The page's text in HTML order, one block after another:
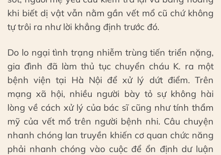
khi biết dị vật vẫn nằm gần vết mổ cũ chứ không
tự trôi ra như lời khẳng định trước đó.
Do lo ngại tình trạng nhiễm trùng tiến triển nặng,
gia đình đã làm thủ tục chuyển cháu K. ra một
bệnh viện tại Hà Nội để xử lý dứt điểm. Trên
mạng xã hội, nhiều người bày tỏ sự không hài
lòng về cách xử lý của bác sĩ cũng như tính thẩm
mỹ của vết mổ trên người bệnh nhi. Câu chuyện
nhanh chóng lan truyền khiến cơ quan chức năng
phải nhanh chóng vào cuộc để ổn định dư luận